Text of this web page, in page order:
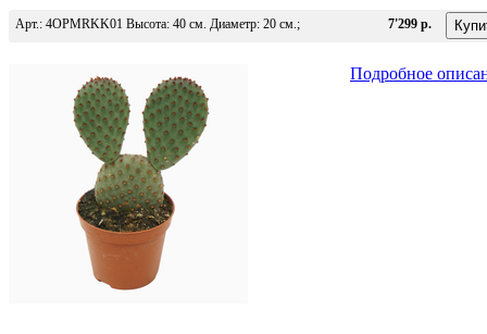
Арт.: 4OPMRKK01 Высота: 40 см. Диаметр: 20 см.; 7'299 р.
Подробное